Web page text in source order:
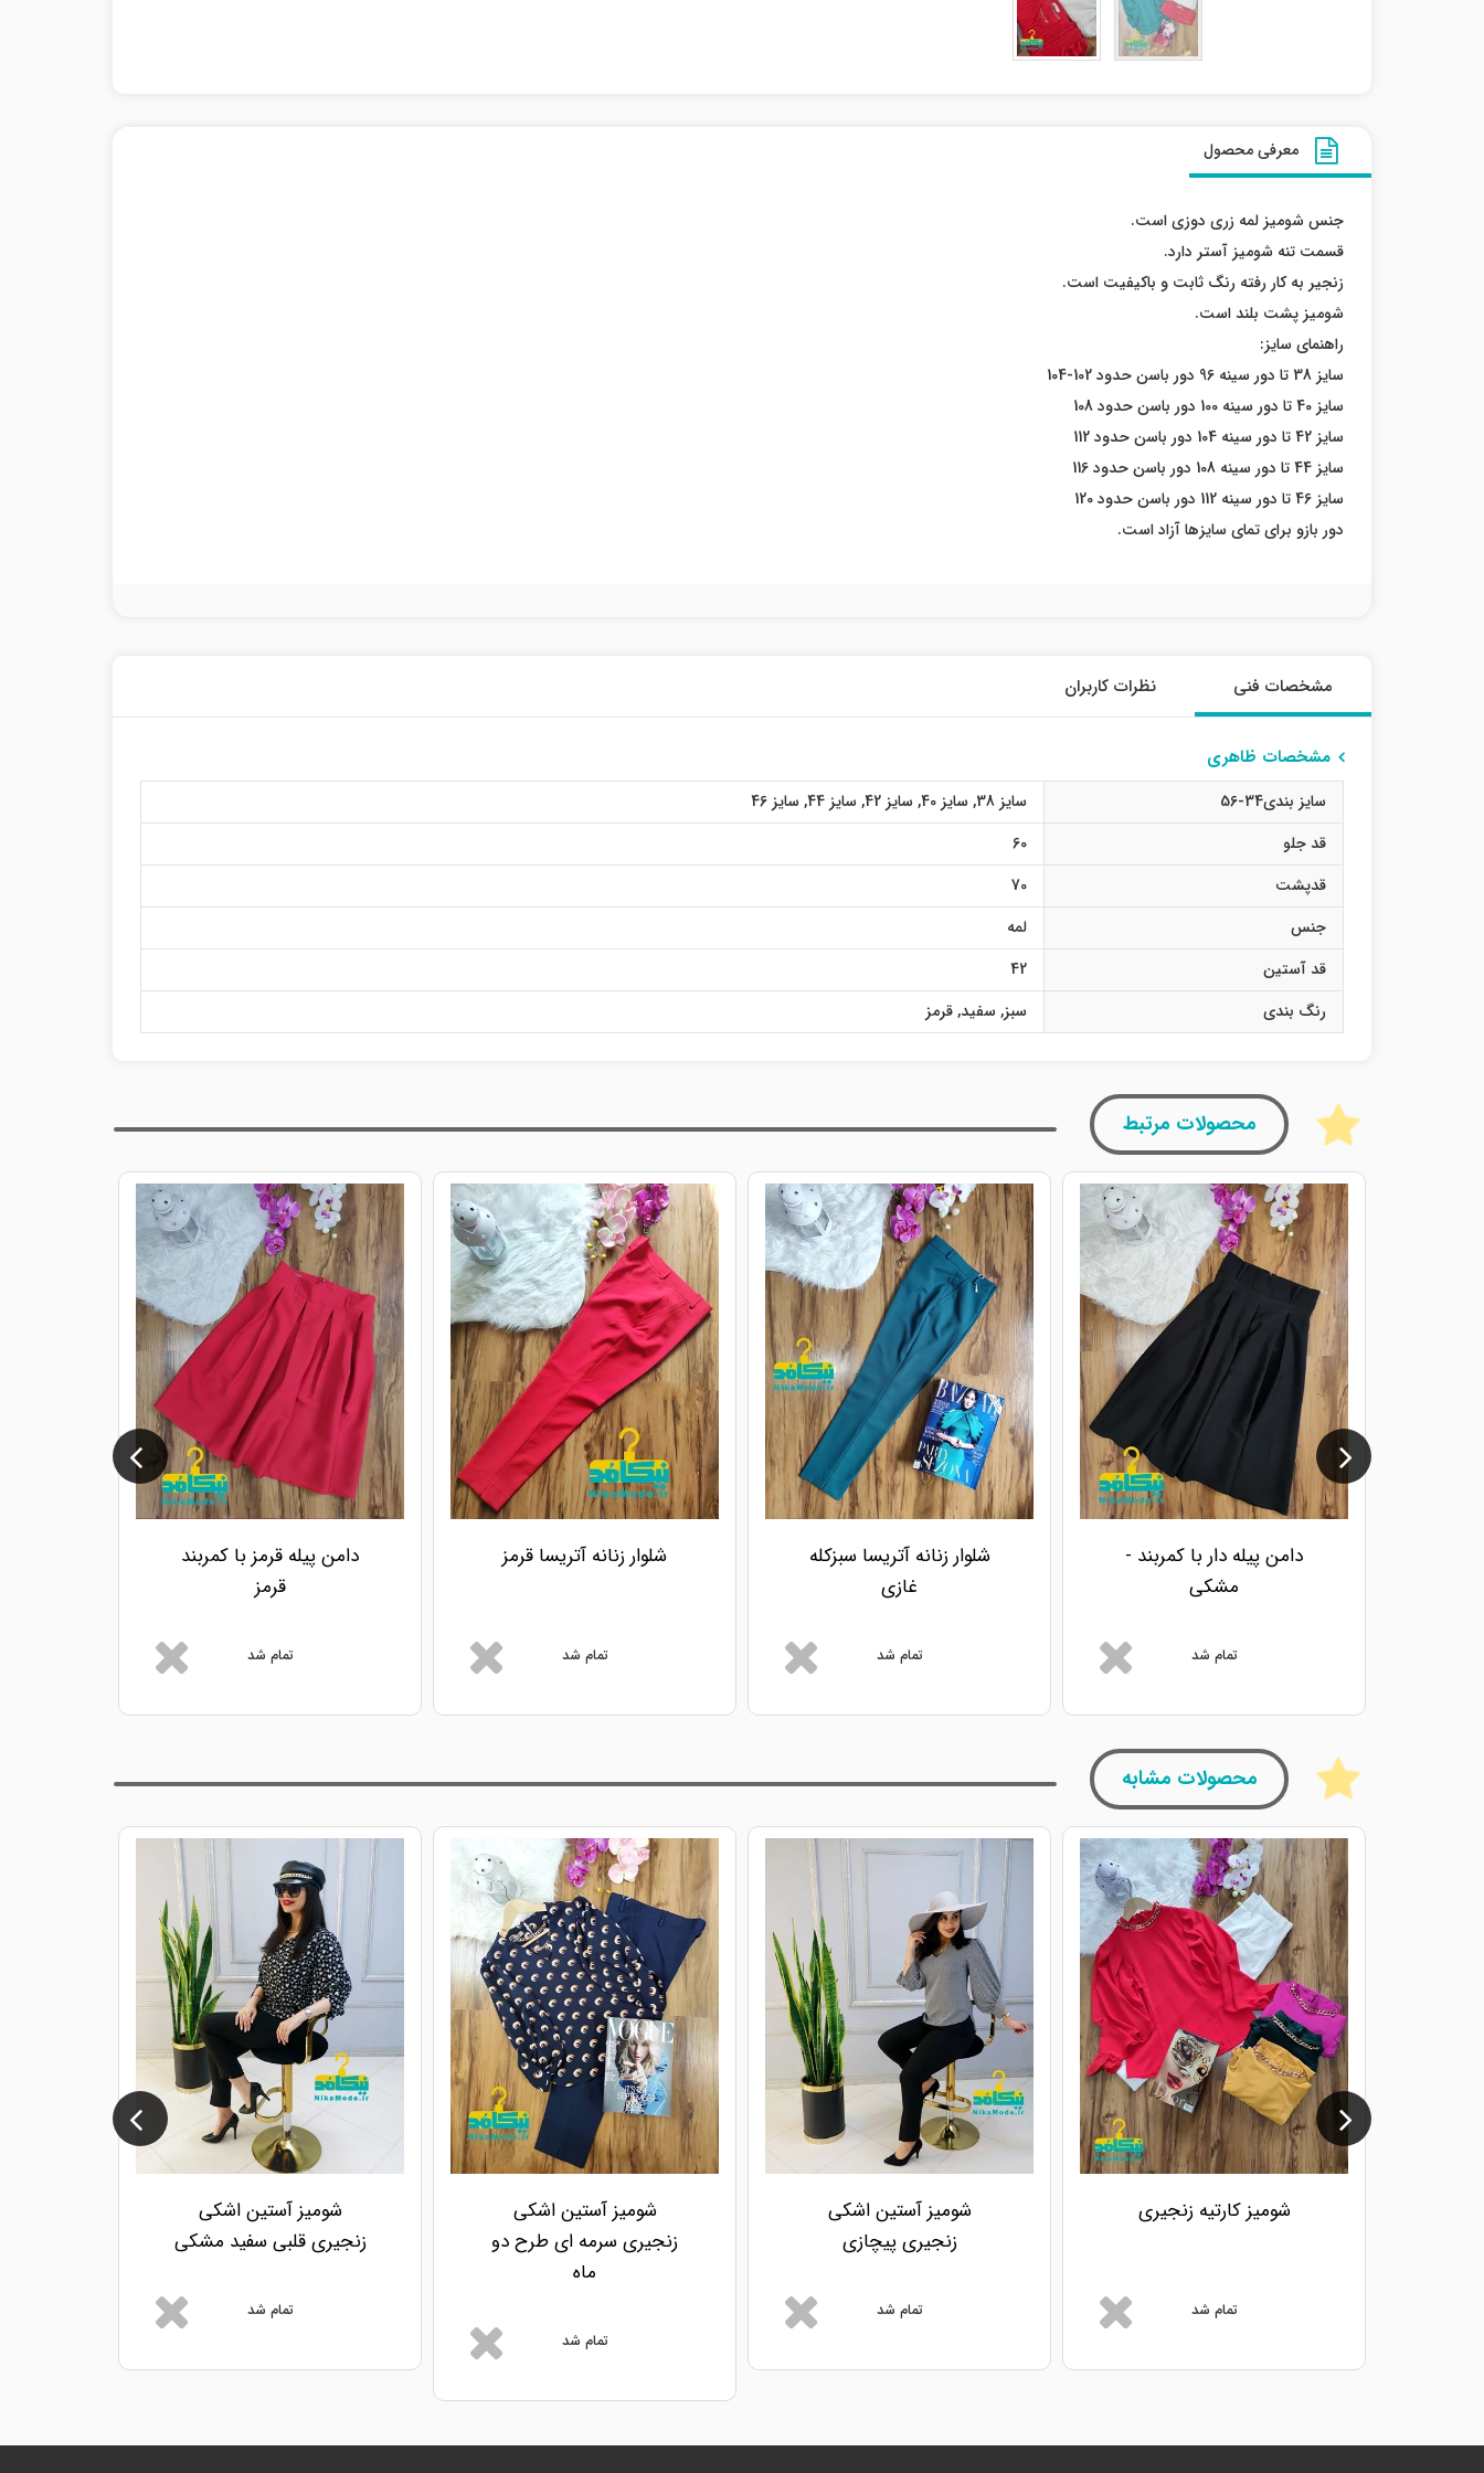
معرفی محصول
جنس شومیز لمه زری دوزی است.
قسمت تنه شومیز آستر دارد.
زنجیر به کار رفته رنگ ثابت و باکیفیت است.
شومیز پشت بلند است.
راهنمای سایز:
سایز 38 تا دور سینه 96 دور باسن حدود 102-104
سایز 40 تا دور سینه 100 دور باسن حدود 108
سایز 42 تا دور سینه 104 دور باسن حدود 112
سایز 44 تا دور سینه 108 دور باسن حدود 116
سایز 46 تا دور سینه 112 دور باسن حدود 120
دور بازو برای تمای سایزها آزاد است.
مشخصات فنی نظرات کاربران
مشخصات ظاهری
سایز بندی34-56 سایز 38 , سایز 40 , سایز 42 , سایز 44 , سایز 46
قد جلو
60
قدپشت
70
جنس
لمه
قد آستین
42
رنگ بندی
سبز, سفید,قرمز
محصولات مرتبط
دامن پیله دار با کمربند -
مشکی
تمام شد
شلوار زنانه آتریسا سبزکله
غازی
تمام شد
شلوار زنانه آتریسا قرمز
تمام شد
دامن پیله قرمز با کمربند
قرمز
تمام شد
محصولات مشابه
شومیز کارتیه زنجیری
تمام شد
شومیز آستین اشکی
زنجیری پیچازی
تمام شد
شومیز آستین اشکی
زنجیری سرمه ای طرح دو
ماه
تمام شد
شومیز آستین اشکی
زنجیری قلبی سفید مشکی
تمام شد